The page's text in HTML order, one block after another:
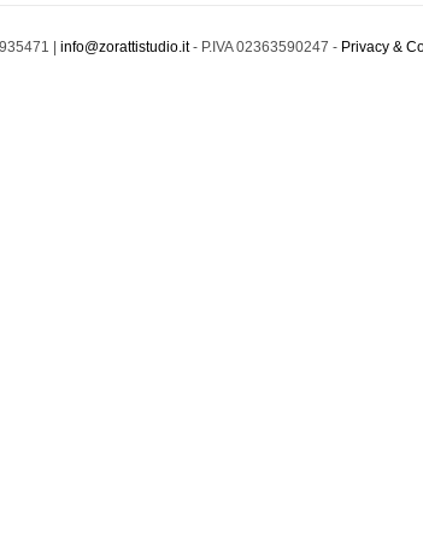
| info@zorattistudio.it- P.IVA 02363590247 - Privacy &